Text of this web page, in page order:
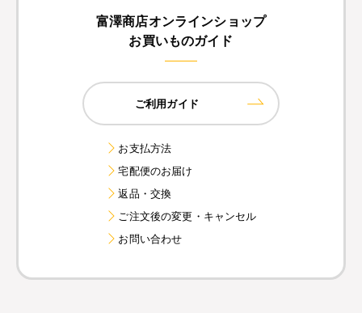
富澤商店オンラインショップ
お買いものガイド
ご利用ガイド
お支払方法
宅配便のお届け
返品・交換
ご注文後の変更・キャンセル
お問い合わせ